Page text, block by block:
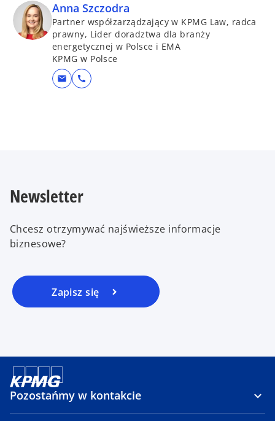
Anna Szczodra
Partner współzarządzający w KPMG Law, radca
prawny, Lider doradztwa dla branży
energetycznej w Polsce i EMA
KPMG w Polsce
mail call
Newsletter
Chcesz otrzymywać najświeższe informacje
biznesowe?
Zapisz się
Pozostańmy w kontakcie